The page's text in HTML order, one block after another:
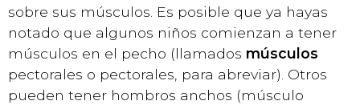
sobre sus músculos. Es posible que ya hayas
notado que algunos niños comienzan a tener
músculos en el pecho (llamados músculos
pectorales o pectorales, para abreviar). Otros
pueden tener hombros anchos (músculo